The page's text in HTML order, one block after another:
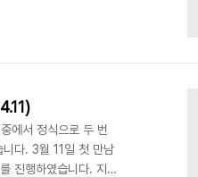
내는 스토리입니다. 수
..
에서 정식으로 두 번
다. 3월 11일 첫 만남
진행하였습니다. 지난